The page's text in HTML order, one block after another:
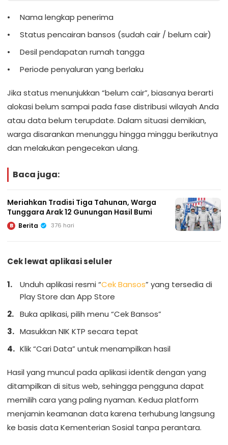
Nama lengkap penerima
Status pencairan bansos (sudah cair / belum cair)
Desil pendapatan rumah tangga
Periode penyaluran yang berlaku
Jika status menunjukkan “belum cair”, biasanya berarti
alokasi belum sampai pada fase distribusi wilayah Anda
atau data belum terupdate. Dalam situasi demikian,
warga disarankan menunggu hingga minggu berikutnya
dan melakukan pengecekan ulang.
Baca juga:
Meriahkan Tradisi Tiga Tahunan, Warga
Tunggara Arak 12 Gunungan Hasil Bumi
B Berita 376 hari
Cek lewat aplikasi seluler
Unduh aplikasi resmi “Cek Bansos” yang tersedia di
Play Store dan App Store
Buka aplikasi, pilih menu “Cek Bansos”
Masukkan NIK KTP secara tepat
Klik “Cari Data” untuk menampilkan hasil
Hasil yang muncul pada aplikasi identik dengan yang
ditampilkan di situs web, sehingga pengguna dapat
memilih cara yang paling nyaman. Kedua platform
menjamin keamanan data karena terhubung langsung
ke basis data Kementerian Sosial tanpa perantara.